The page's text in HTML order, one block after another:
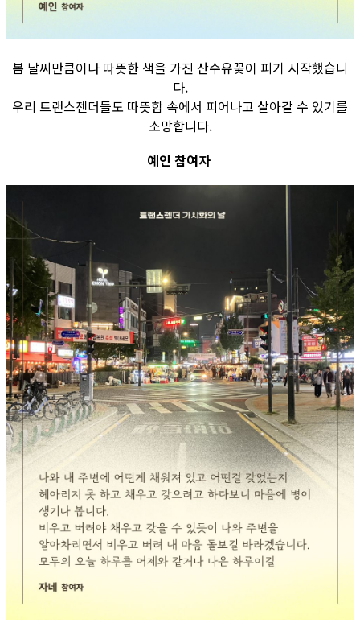
봄 날씨만큼이나 따뜻한 색을 가진 산수유꽃이 피기 시작했습니
다.
우리 트랜스젠더들도 따뜻함 속에서 피어나고 살아갈 수 있기를
소망합니다.
예인 참여자